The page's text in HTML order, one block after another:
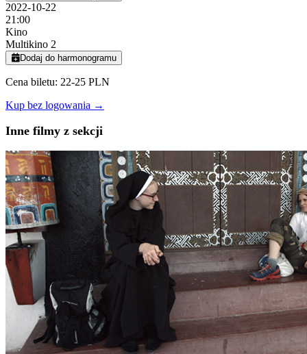
2022-10-22
21:00
Kino
Multikino 2
Dodaj do harmonogramu
Cena biletu: 22-25 PLN
Kup bez logowania →
Inne filmy z sekcji